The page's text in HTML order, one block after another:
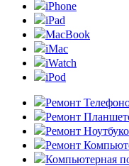
iPhone
iPad
MacBook
iMac
iWatch
iPod
Ремонт
Ремонт
Ремонт
Ремонт
Компьютерная